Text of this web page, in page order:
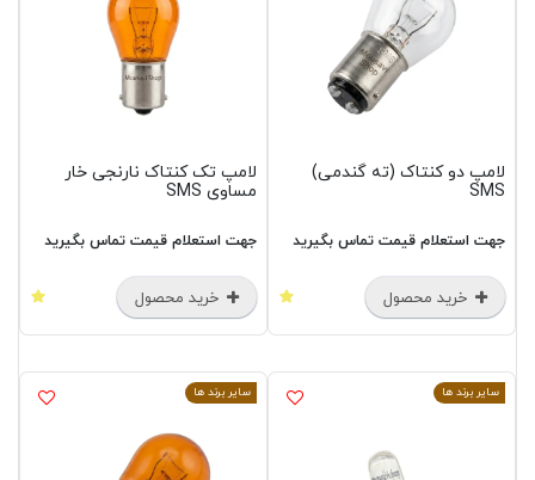
لامپ دو کنتاک (ته گندمی)
SMS
جهت استعلام قیمت تماس بگیرید
خرید محصول
لامپ تک کنتاک نارنجی خار
مساوی SMS
جهت استعلام قیمت تماس بگیرید
خرید محصول
سایر برند ها سایر برند ها